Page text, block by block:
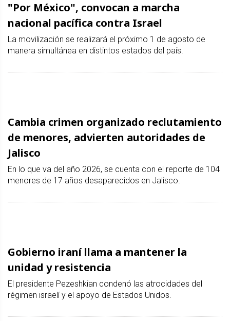
"Por México", convocan a marcha
nacional pacífica contra Israel
La movilización se realizará el próximo 1 de agosto de
manera simultánea en distintos estados del país.
Cambia crimen organizado reclutamiento
de menores, advierten autoridades de
Jalisco
En lo que va del año 2026, se cuenta con el reporte de 104
menores de 17 años desaparecidos en Jalisco.
Gobierno iraní llama a mantener la
unidad y resistencia
El presidente Pezeshkian condenó las atrocidades del
régimen israelí y el apoyo de Estados Unidos.